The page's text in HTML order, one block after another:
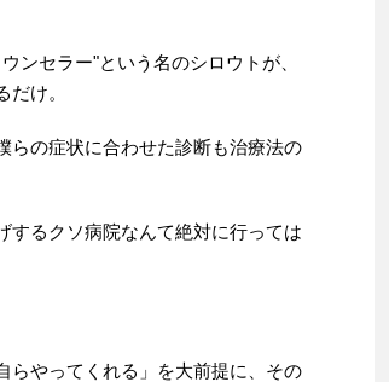
ンセラー"という名のシロウトが、
け。
らの症状に合わせた診断も治療法の
するクソ病院なんて絶対に行っては
らやってくれる」を大前提に、その